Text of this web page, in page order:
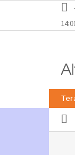
obsah